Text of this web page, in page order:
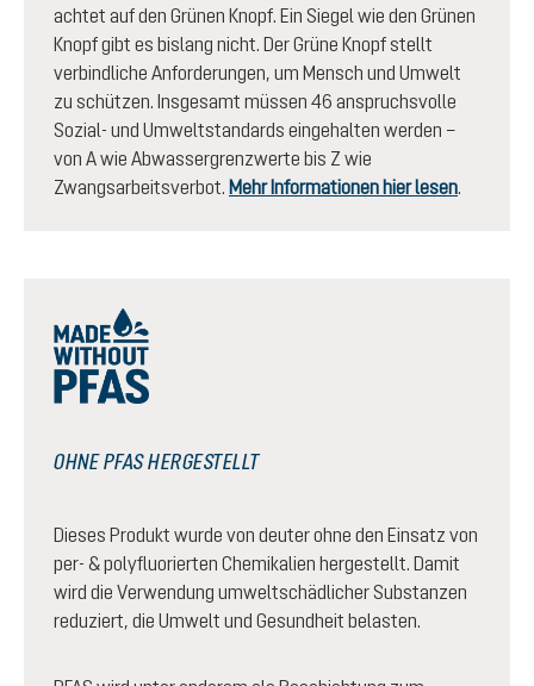
achtet auf den Grünen Knopf. Ein Siegel wie den Grünen
Knopf gibt es bislang nicht. Der Grüne Knopf stellt
verbindliche Anforderungen, um Mensch und Umwelt
zu schützen. Insgesamt müssen 46 anspruchsvolle
Sozial- und Umweltstandards eingehalten werden –
von A wie Abwassergrenzwerte bis Z wie
Zwangsarbeitsverbot. Mehr Informationen hier lesen.
OHNE PFAS HERGESTELLT
Dieses Produkt wurde von deuter ohne den Einsatz von
per- & polyfluorierten Chemikalien hergestellt. Damit
wird die Verwendung umweltschädlicher Substanzen
reduziert, die Umwelt und Gesundheit belasten.